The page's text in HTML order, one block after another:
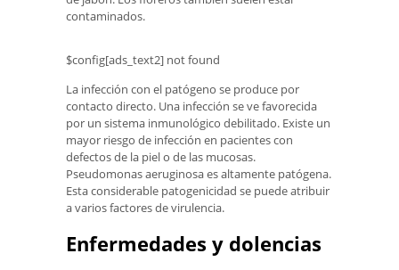
contaminados.
$config[ads_text2] not found
La infección con el patógeno se produce por
contacto directo. Una infección se ve favorecida
por un sistema inmunológico debilitado. Existe un
mayor riesgo de infección en pacientes con
defectos de la piel o de las mucosas.
Pseudomonas aeruginosa es altamente patógena.
Esta considerable patogenicidad se puede atribuir
a varios factores de virulencia.
Enfermedades y dolencias